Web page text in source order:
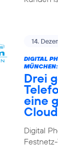
14.
DIGITAL
MÜNCHEN:
Drei
eine
Digital